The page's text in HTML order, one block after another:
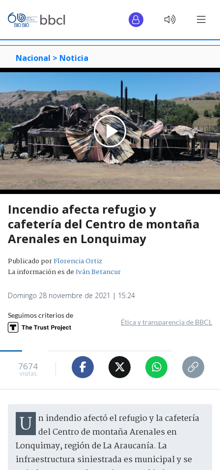
Nacional > Noticia
Incendio afecta refugio y
cafetería del Centro de montaña
Arenales en Lonquimay
Publicado porFlorencia Ortiz
La información es deIván Betancur
Domingo 28 noviembre de 2021 | 15:24
Seguimos criterios de
Ética y transparencia de BBCL
7674
visitas
Un indendio afectó el refugio y la cafetería del Centro de montaña Arenales en
Lonquimay, región de La Araucanía. La
infraestructura siniestrada es municipal y se